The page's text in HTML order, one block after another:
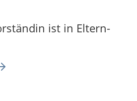
ist in Eltern­